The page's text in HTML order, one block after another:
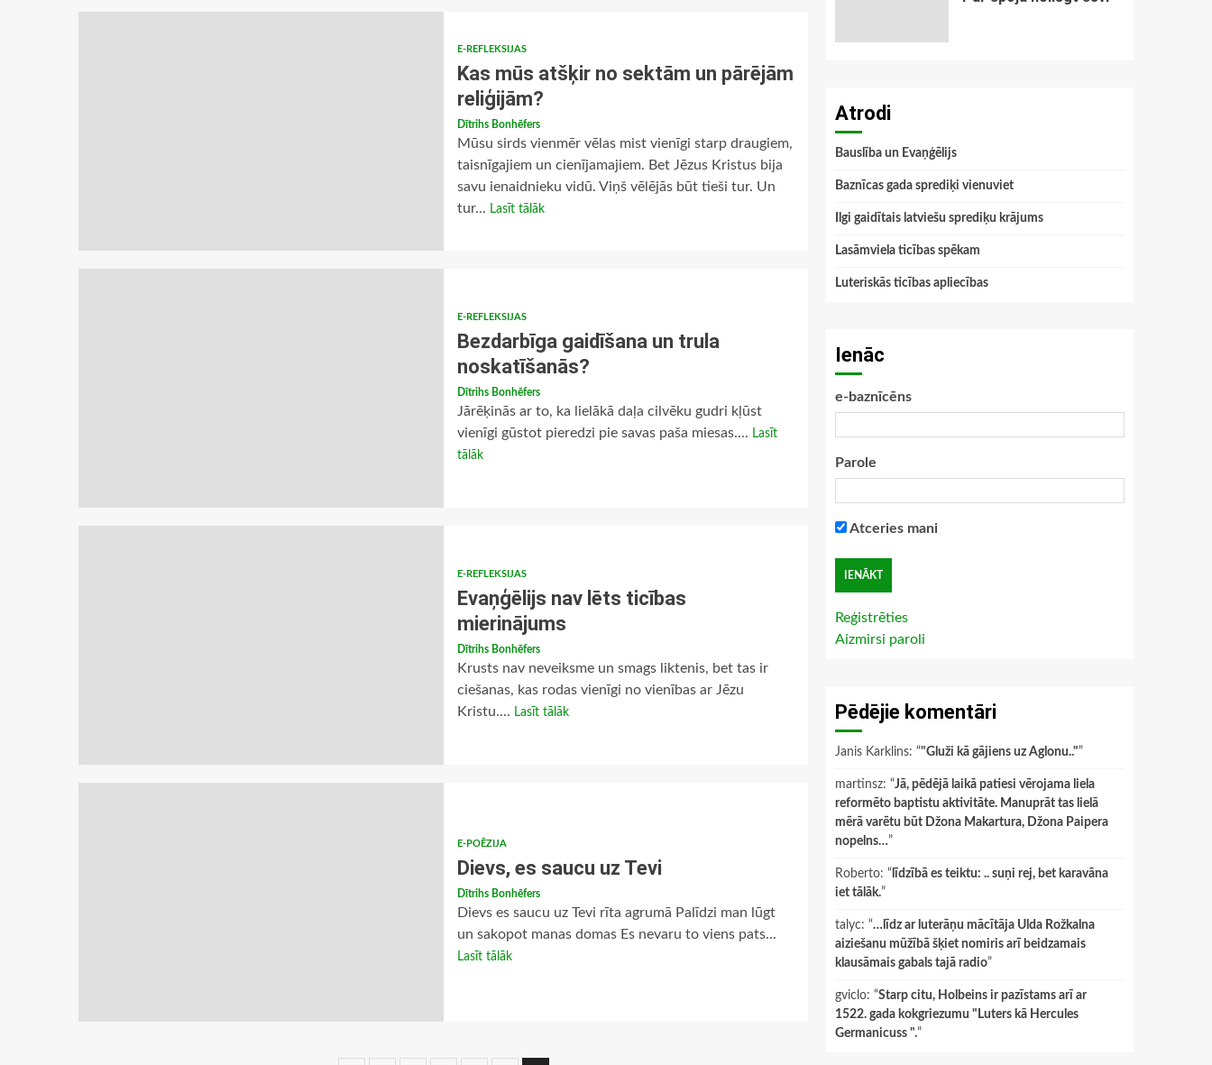
E-REFLEKSIJAS
Kas mūs atšķir no sektām un pārējām
reliģijām?
Dītrihs Bonhēfers
Mūsu sirds vienmēr vēlas mist vienīgi starp draugiem,
taisnīgajiem un cienījamajiem. Bet Jēzus Kristus bija
savu ienaidnieku vidū. Viņš vēlējās būt tieši tur. Un
tur... Lasīt tālāk
E-REFLEKSIJAS
Bezdarbīga gaidīšana un trula
noskatīšanās?
Dītrihs Bonhēfers
Jārēķinās ar to, ka lielākā daļa cilvēku gudri kļūst
vienīgi gūstot pieredzi pie savas paša miesas.... Lasīt
tālāk
E-REFLEKSIJAS
Evaņģēlijs nav lēts ticības
mierinājums
Dītrihs Bonhēfers
Krusts nav neveiksme un smags liktenis, bet tas ir
ciešanas, kas rodas vienīgi no vienības ar Jēzu
Kristu.... Lasīt tālāk
E-POĒZIJA
Dievs, es saucu uz Tevi
Dītrihs Bonhēfers
Dievs es saucu uz Tevi rīta agrumā Palīdzi man lūgt
un sakopot manas domas Es nevaru to viens pats...
Lasīt tālāk
Atrodi
Bauslība un Evaņģēlijs
Baznīcas gada sprediķi vienuviet
Ilgi gaidītais latviešu sprediķu krājums
Lasāmviela ticības spēkam
Luteriskās ticības apliecības
Ienāc
e-baznīcēns
Parole
Atceries mani
Reģistrēties
Aizmirsi paroli
Pēdējie komentāri
Janis Karklins: “"Gluži kā gājiens uz Aglonu.."”
martinsz: “Jā, pēdējā laikā patiesi vērojama liela
reformēto baptistu aktivitāte. Manuprāt tas lielā
mērā varētu būt Džona Makartura, Džona Paipera
nopelns…”
Roberto: “ līdzībā es teiktu: .. suņi rej, bet karavāna
iet tālāk.”
talyc: “…līdz ar luterāņu mācītāja Ulda Rožkalna
aiziešanu mūžībā šķiet nomiris arī beidzamais
klausāmais gabals tajā radio”
gviclo: “Starp citu, Holbeins ir pazīstams arī ar
1522. gada kokgriezumu "Luters kā Hercules
Germanicuss ".”